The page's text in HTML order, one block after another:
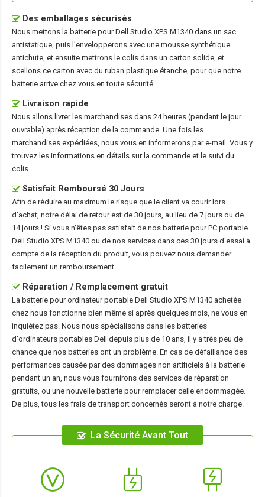
Des emballages sécurisés
Nous mettons la batterie pour Dell Studio XPS M1340 dans un sac
antistatique, puis l'envelopperons avec une mousse synthétique
antichute, et ensuite mettrons le colis dans un carton solide, et
scellons ce carton avec du ruban plastique étanche, pour que notre
batterie arrive chez vous en toute sécurité.
Livraison rapide
Nous allons livrer les marchandises dans 24 heures (pendant le jour
ouvrable) après réception de la commande. Une fois les
marchandises expédiées, nous vous en informerons par e-mail. Vous y
trouvez les informations en détails sur la commande et le suivi du
colis.
Satisfait Remboursé 30 Jours
Afin de réduire au maximum le risque que le client va courir lors
d'achat, notre délai de retour est de 30 jours, au lieu de 7 jours ou de
14 jours ! Si vous n'êtes pas satisfait de nos batterie pour PC portable
Dell Studio XPS M1340 ou de nos services dans ces 30 jours d'essai à
compte de la réception du produit, vous pouvez nous demander
facilement un remboursement.
Réparation / Remplacement gratuit
La batterie pour ordinateur portable Dell Studio XPS M1340 achetée
chez nous fonctionne bien même si après quelques mois, ne vous en
inquiétez pas. Nous nous spécialisons dans les batteries
d'ordinateurs portables Dell depuis plus de 10 ans, il y a très peu de
chance que nos batteries ont un problème. En cas de défaillance des
performances causée par des dommages non artificiels à la batterie
pendant un an, nous vous fournirons des services de réparation
gratuits, ou une nouvelle batterie pour remplacer celle endommagée.
De plus, tous les frais de transport concernés seront à notre charge.
La Sécurité Avant Tout